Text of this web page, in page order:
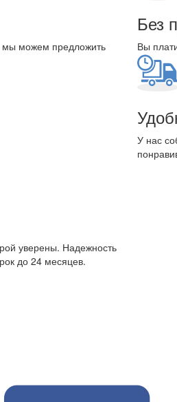
мы можем предложить
Без
Вы
У нас
уверены. Надежность
до 24 месяцев.